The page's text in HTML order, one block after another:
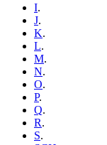
I.
J.
K.
L.
M.
N.
O.
P.
Q.
R.
S.